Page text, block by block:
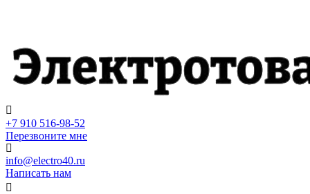
+7 910 516-98-52
Перезвоните мне
info@electro40.ru
Написать нам